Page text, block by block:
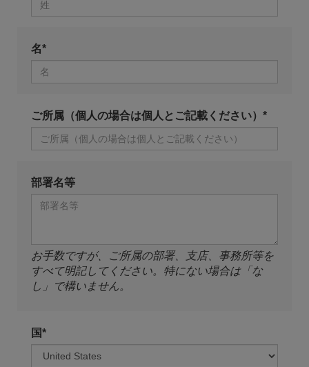
名*
ご所属（個人の場合は個人とご記載ください）*
部署名等
お手数ですが、ご所属の部署、支店、事務所等を
すべて明記してください。特にない場合は「な
し」で構いません。
国*